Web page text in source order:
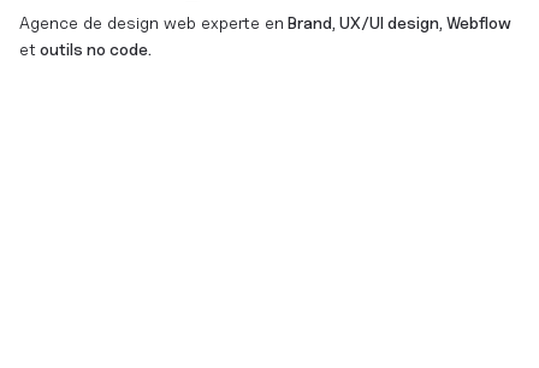
Agence de design web experte en Brand, UX/UI design, Webflow
et outils no code.